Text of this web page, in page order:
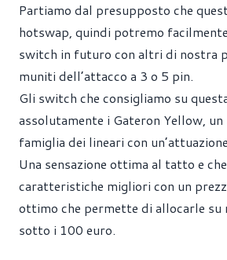
Partiamo dal presupposto che
hotswap, quindi potremo
switch in futuro con altri di nostra
muniti dell’attacco a 3 o 5 pin.
Gli switch che consigliamo su
assolutamente i Gateron Yellow,
famiglia dei lineari con
Una sensazione ottima al tatto e
caratteristiche migliori con un
ottimo che permette di allocarle su
sotto i 100 euro.